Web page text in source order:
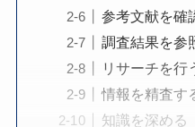
参考文献を確
調査結果を参
リサーチを行
情報を精査す
知識を深める